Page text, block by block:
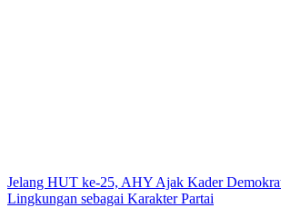
Jelang HUT ke-25, AHY Ajak Kader
Lingkungan sebagai Karakter Partai